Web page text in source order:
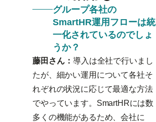
グループ各社の
SmartHR運用フローは統
一化されているのでしょ
うか？
藤田さん： 導入は全社で行いまし
たが、細かい運用について各社そ
れぞれの状況に応じて最適な方法
でやっています。SmartHRには数
多くの機能があるため、会社に